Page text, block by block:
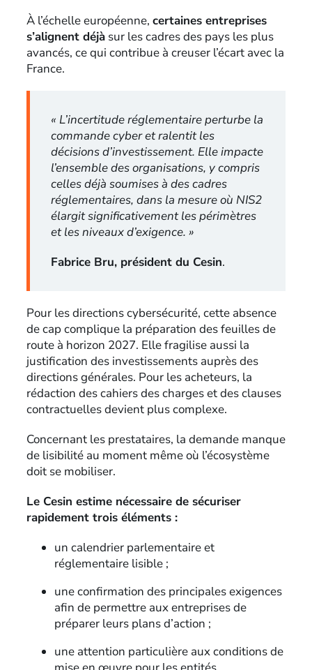
À l’échelle européenne, certaines entreprises
s’alignent déjàsur les cadres des pays les plus
avancés, ce qui contribue à creuser l’écart avec la
France.
« L’incertitude réglementaire perturbe la
commande cyber et ralentit les
décisions d’investissement. Elle impacte
l’ensemble des organisations, y compris
celles déjà soumises à des cadres
réglementaires, dans la mesure où NIS2
élargit significativement les périmètres
et les niveaux d’exigence. »
Fabrice Bru, président du Cesin.
Pour les directions cybersécurité, cette absence
de cap complique la préparation des feuilles de
route à horizon 2027. Elle fragilise aussi la
justification des investissements auprès des
directions générales. Pour les acheteurs, la
rédaction des cahiers des charges et des clauses
contractuelles devient plus complexe.
Concernant les prestataires, la demande manque
de lisibilité au moment même où l’écosystème
doit se mobiliser.
Le Cesin estime nécessaire de sécuriser
rapidement trois éléments :
un calendrier parlementaire et
réglementaire lisible ;
une confirmation des principales exigences
afin de permettre aux entreprises de
préparer leurs plans d’action ;
une attention particulière aux conditions de